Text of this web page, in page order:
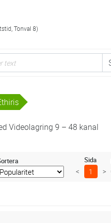
Tonval 8)
Videolagring 9 – 48 kanal
Sida
< 1 >